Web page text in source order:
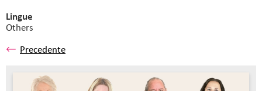
Lingue
Others
Precedente